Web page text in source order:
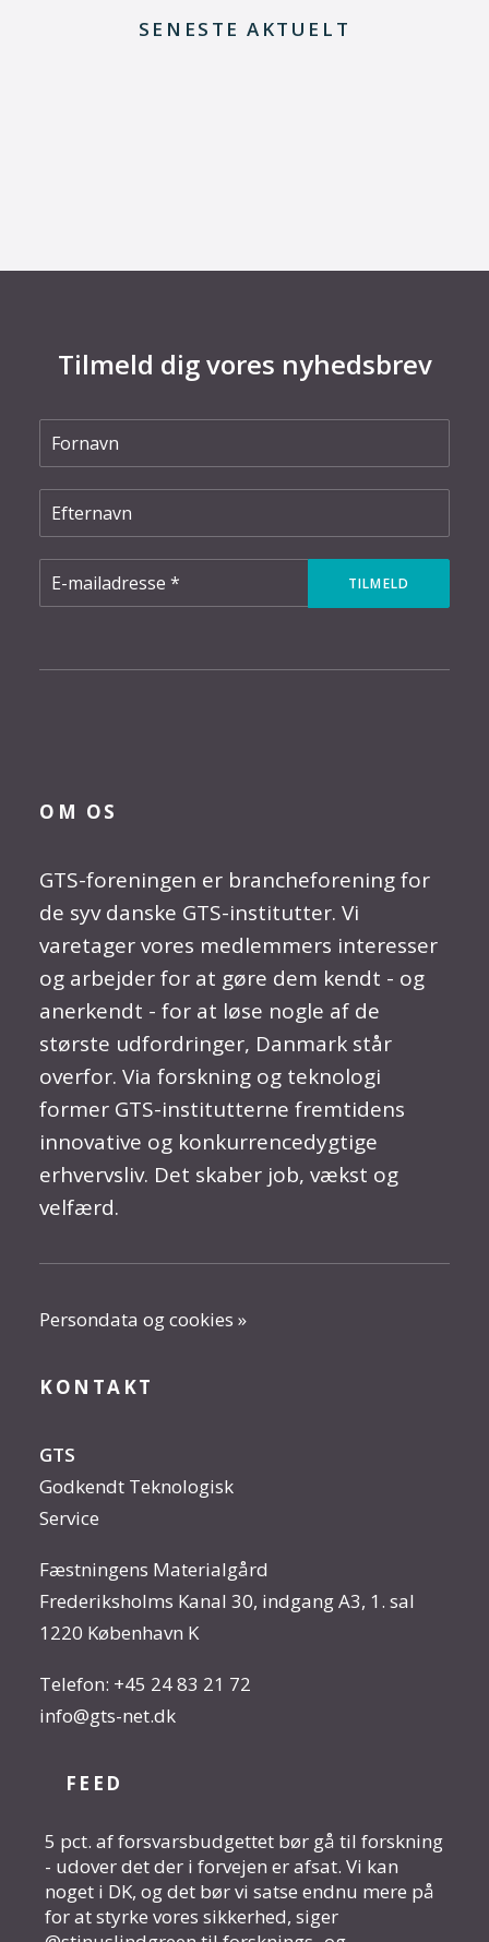
SENESTE AKTUELT
Tilmeld dig vores nyhedsbrev
OM OS
GTS-foreningen er brancheforening for
de syv danske GTS-institutter. Vi
varetager vores medlemmers interesser
og arbejder for at gøre dem kendt - og
anerkendt - for at løse nogle af de
største udfordringer, Danmark står
overfor. Via forskning og teknologi
former GTS-institutterne fremtidens
innovative og konkurrencedygtige
erhvervsliv. Det skaber job, vækst og
velfærd.
Persondata og cookies »
KONTAKT
GTS
Godkendt Teknologisk
Service
Fæstningens Materialgård
Frederiksholms Kanal 30, indgang A3, 1. sal
1220 København K
Telefon: +45 24 83 21 72
info@gts-net.dk
FEED
5 pct. af forsvarsbudgettet bør gå til forskning
- udover det der i forvejen er afsat. Vi kan
noget i DK, og det bør vi satse endnu mere på
for at styrke vores sikkerhed, siger